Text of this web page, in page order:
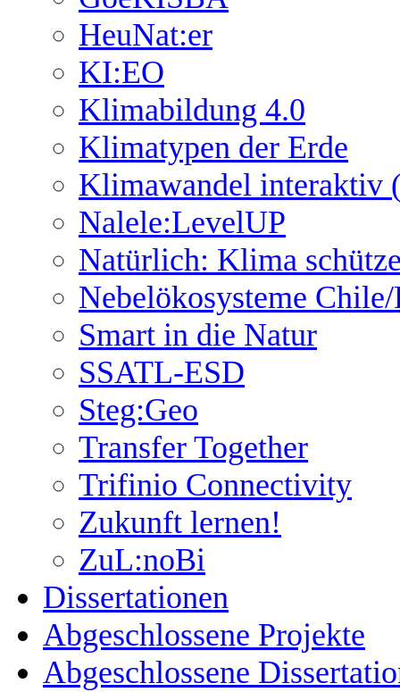
HeuNat:er
KI:EO
Klimabildung 4.0
Klimatypen der Erde
Klimawandel interaktiv
Nalele:LevelUP
Natürlich: Klima
Nebelökosysteme Chile/
Smart in die Natur
SSATL-ESD
Steg:Geo
Transfer Together
Trifinio Connectivity
Zukunft lernen!
ZuL:noBi
Dissertationen
Abgeschlossene Projekte
Abgeschlossene